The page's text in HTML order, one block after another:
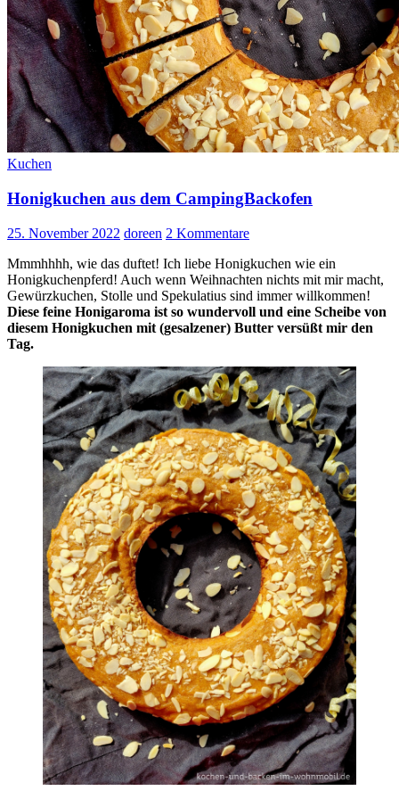
Kuchen
Honigkuchen aus dem CampingBackofen
25. November 2022 doreen 2 Kommentare
Mmmhhhh, wie das duftet! Ich liebe Honigkuchen wie ein
Honigkuchenpferd! Auch wenn Weihnachten nichts mit mir macht,
Gewürzkuchen, Stolle und Spekulatius sind immer willkommen!
Diese feine Honigaroma ist so wundervoll und eine Scheibe von
diesem Honigkuchen mit (gesalzener) Butter versüßt mir den
Tag.